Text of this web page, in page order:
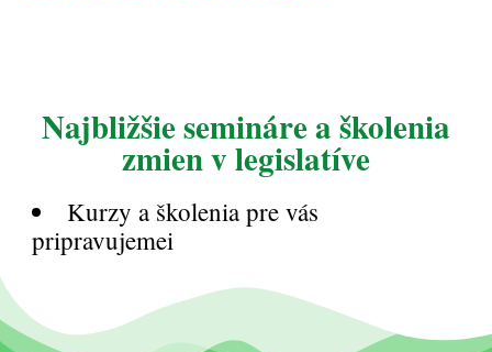
Najbližšie semináre a školenia
zmien v legislatíve
Kurzy a školenia pre vás
pripravujemei